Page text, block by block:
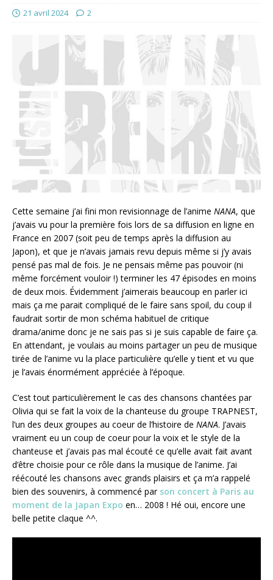
21 avril 2024 2
Cette semaine j’ai fini mon revisionnage de l’anime NANA, que
j’avais vu pour la première fois lors de sa diffusion en ligne en
France en 2007 (soit peu de temps après la diffusion au
Japon), et que je n’avais jamais revu depuis même si j’y avais
pensé pas mal de fois. Je ne pensais même pas pouvoir (ni
même forcément vouloir !) terminer les 47 épisodes en moins
de deux mois. Évidemment j’aimerais beaucoup en parler ici
mais ça me parait compliqué de le faire sans spoil, du coup il
faudrait sortir de mon schéma habituel de critique
drama/anime donc je ne sais pas si je suis capable de faire ça.
En attendant, je voulais au moins partager un peu de musique
tirée de l’anime vu la place particulière qu’elle y tient et vu que
je l’avais énormément appréciée à l’époque.
C’est tout particulièrement le cas des chansons chantées par
Olivia qui se fait la voix de la chanteuse du groupe TRAPNEST,
l’un des deux groupes au coeur de l’histoire de NANA. J’avais
vraiment eu un coup de coeur pour la voix et le style de la
chanteuse et j’avais pas mal écouté ce qu’elle avait fait avant
d’être choisie pour ce rôle dans la musique de l’anime. J’ai
réécouté les chansons avec grands plaisirs et ça m’a rappelé
bien des souvenirs, à commencé par son concert à Paris au
moment de la Japan Expo en… 2008 ! Hé oui, encore une
belle petite claque ^^.